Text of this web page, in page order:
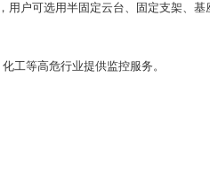
户可选用半固定云台、固定支架、
工等高危行业提供监控服务。